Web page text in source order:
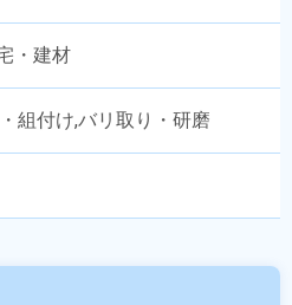
・建材
組付け,バリ取り・研磨